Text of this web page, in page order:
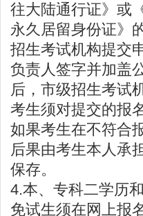
往大陆通行证》或
永久居留身份证》
招生考试机构提交
负责人签字并加盖
后，市级招生考试
考生须对提交的报
如果考生在不符合
后果由考生本人承
保存。
4.本、专科二学历
免试生须在网上报